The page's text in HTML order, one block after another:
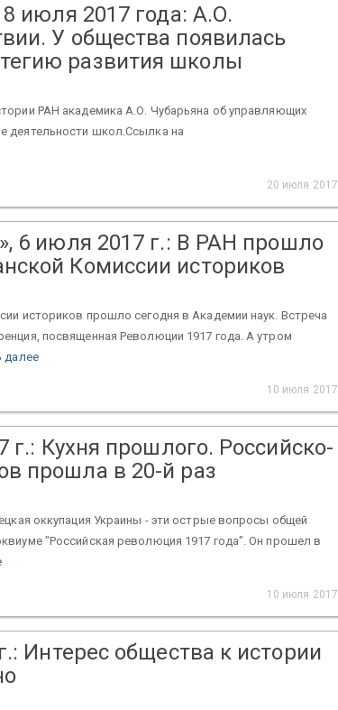
июля 2017 года: А.О.
У общества появилась
развития школы
РАН академика А.О. Чубарьяна об управляющих
деятельности школ.Ссылка на
20 июля 2017
6 июля 2017 г.: В РАН прошло
Комиссии историков
историков прошло сегодня в Академии наук. Встреча
посвященная Революции 1917 года. А утром
далее
10 июля 2017
г.: Кухня прошлого. Российско-
прошла в 20-й раз
оккупация Украины - эти острые вопросы общей
"Российская революция 1917 года". Он прошел в
10 июля 2017
Интерес общества к истории